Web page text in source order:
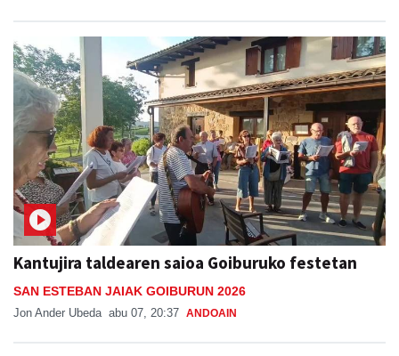
Kantujira taldearen saioa Goiburuko festetan
SAN ESTEBAN JAIAK GOIBURUN 2026
Jon Ander Ubeda abu 07, 20:37 ANDOAIN